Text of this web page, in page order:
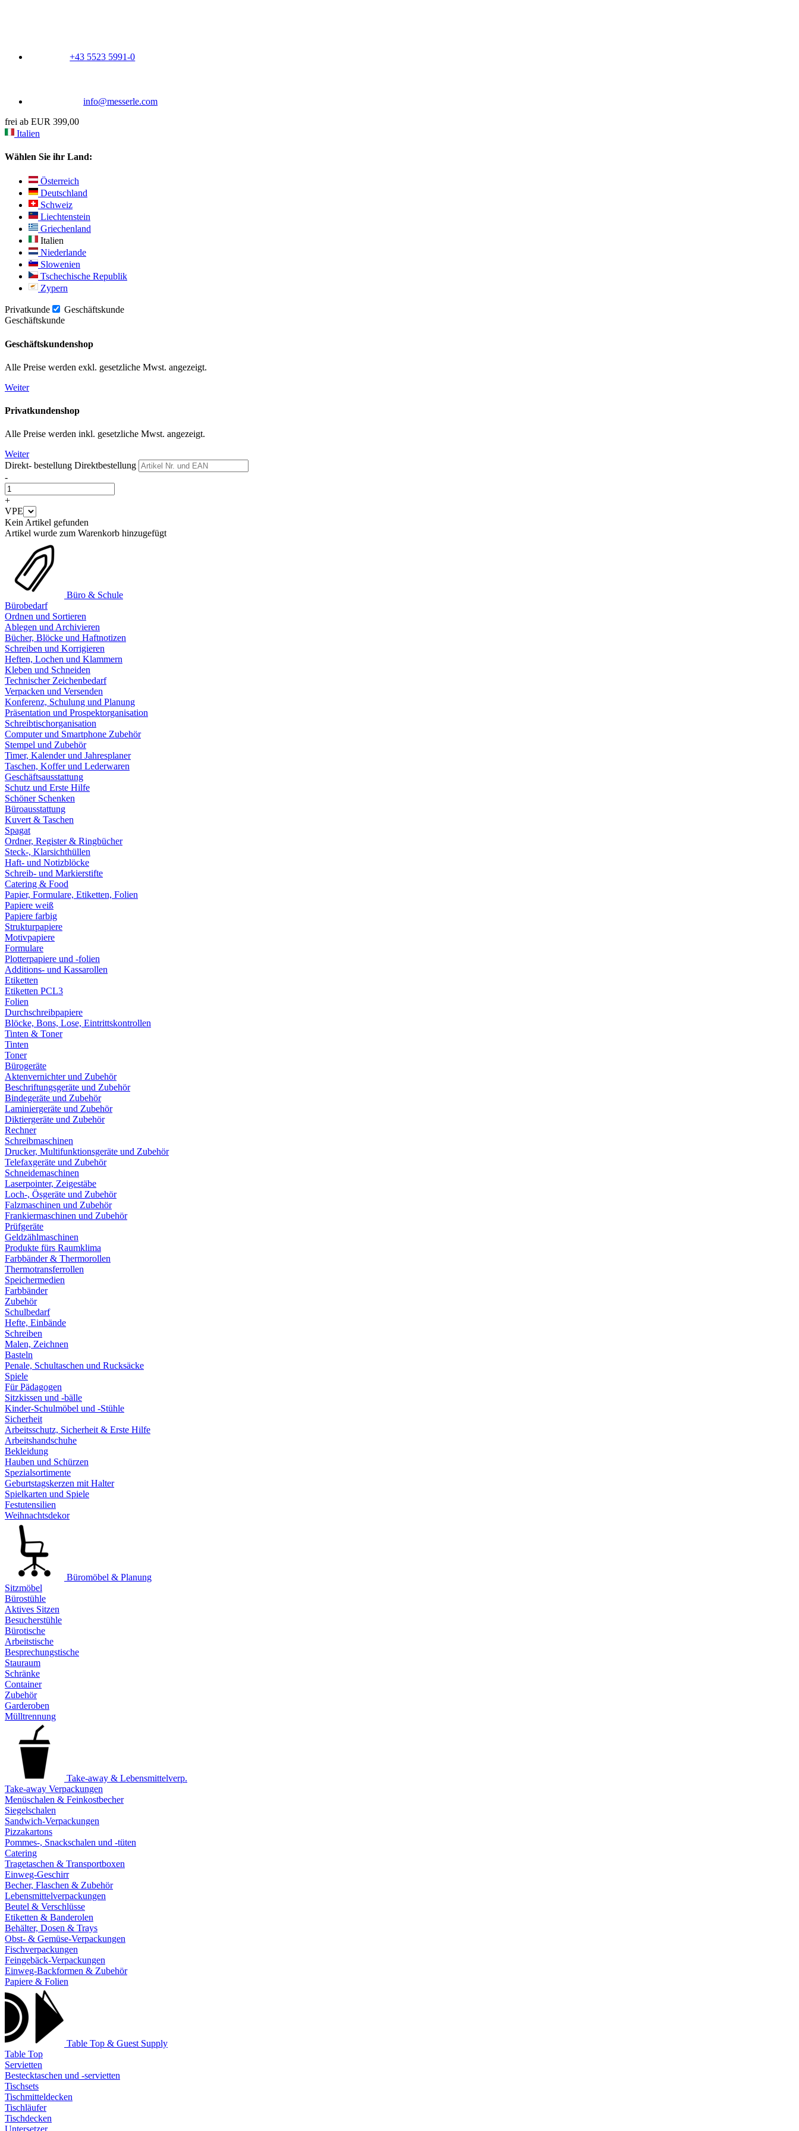
+43 5523 5991-0
info@messerle.com
frei ab EUR 399,00
Italien
Wählen Sie ihr Land:
Österreich
Deutschland
Schweiz
Liechtenstein
Griechenland
Italien
Niederlande
Slowenien
Tschechische Republik
Zypern
Privatkunde
Geschäftskunde
Geschäftskunde
Geschäftskundenshop
Alle Preise werden exkl. gesetzliche Mwst. angezeigt.
Weiter
Privatkundenshop
Alle Preise werden inkl. gesetzliche Mwst. angezeigt.
Weiter
Direkt- bestellung Direktbestellung
-
+
VPE
Kein Artikel gefunden
Artikel wurde zum Warenkorb hinzugefügt
Büro & Schule
Bürobedarf
Ordnen und Sortieren
Ablegen und Archivieren
Bücher, Blöcke und Haftnotizen
Schreiben und Korrigieren
Heften, Lochen und Klammern
Kleben und Schneiden
Technischer Zeichenbedarf
Verpacken und Versenden
Konferenz, Schulung und Planung
Präsentation und Prospektorganisation
Schreibtischorganisation
Computer und Smartphone Zubehör
Stempel und Zubehör
Timer, Kalender und Jahresplaner
Taschen, Koffer und Lederwaren
Geschäftsausstattung
Schutz und Erste Hilfe
Schöner Schenken
Büroausstattung
Kuvert & Taschen
Spagat
Ordner, Register & Ringbücher
Steck-, Klarsichthüllen
Haft- und Notizblöcke
Schreib- und Markierstifte
Catering & Food
Papier, Formulare, Etiketten, Folien
Papiere weiß
Papiere farbig
Strukturpapiere
Motivpapiere
Formulare
Plotterpapiere und -folien
Additions- und Kassarollen
Etiketten
Etiketten PCL3
Folien
Durchschreibpapiere
Blöcke, Bons, Lose, Eintrittskontrollen
Tinten & Toner
Tinten
Toner
Bürogeräte
Aktenvernichter und Zubehör
Beschriftungsgeräte und Zubehör
Bindegeräte und Zubehör
Laminiergeräte und Zubehör
Diktiergeräte und Zubehör
Rechner
Schreibmaschinen
Drucker, Multifunktionsgeräte und Zubehör
Telefaxgeräte und Zubehör
Schneidemaschinen
Laserpointer, Zeigestäbe
Loch-, Ösgeräte und Zubehör
Falzmaschinen und Zubehör
Frankiermaschinen und Zubehör
Prüfgeräte
Geldzählmaschinen
Produkte fürs Raumklima
Farbbänder & Thermorollen
Thermotransferrollen
Speichermedien
Farbbänder
Zubehör
Schulbedarf
Hefte, Einbände
Schreiben
Malen, Zeichnen
Basteln
Penale, Schultaschen und Rucksäcke
Spiele
Für Pädagogen
Sitzkissen und -bälle
Kinder-Schulmöbel und -Stühle
Sicherheit
Arbeitsschutz, Sicherheit & Erste Hilfe
Arbeitshandschuhe
Bekleidung
Hauben und Schürzen
Spezialsortimente
Geburtstagskerzen mit Halter
Spielkarten und Spiele
Festutensilien
Weihnachtsdekor
Büromöbel & Planung
Sitzmöbel
Bürostühle
Aktives Sitzen
Besucherstühle
Bürotische
Arbeitstische
Besprechungstische
Stauraum
Schränke
Container
Zubehör
Garderoben
Mülltrennung
Take-away & Lebensmittelverp.
Take-away Verpackungen
Menüschalen & Feinkostbecher
Siegelschalen
Sandwich-Verpackungen
Pizzakartons
Pommes-, Snackschalen und -tüten
Catering
Tragetaschen & Transportboxen
Einweg-Geschirr
Becher, Flaschen & Zubehör
Lebensmittelverpackungen
Beutel & Verschlüsse
Etiketten & Banderolen
Behälter, Dosen & Trays
Obst- & Gemüse-Verpackungen
Fischverpackungen
Feingebäck-Verpackungen
Einweg-Backformen & Zubehör
Papiere & Folien
Table Top & Guest Supply
Table Top
Servietten
Bestecktaschen und -servietten
Tischsets
Tischmitteldecken
Tischläufer
Tischdecken